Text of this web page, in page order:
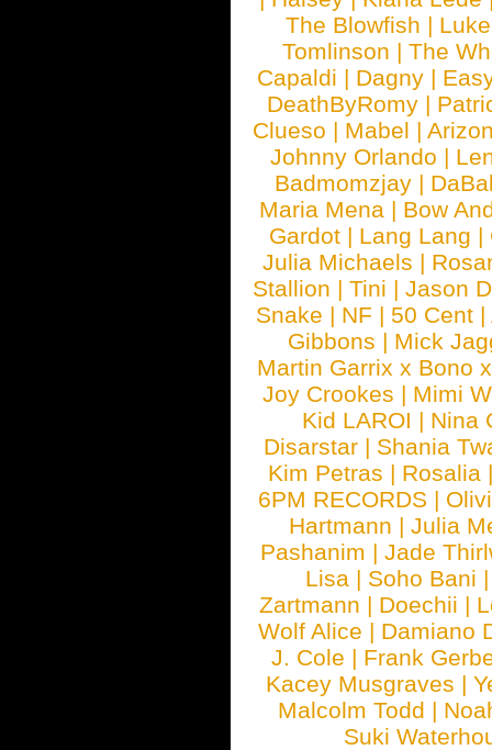
The Blowfish |
Tomlinson | The
Capaldi | Dagny |
DeathByRomy |
Clueso | Mabel |
Johnny Orlando |
Badmomzjay |
Maria Mena | Bow
Gardot | Lang Lang |
Julia Michaels |
Stallion |Tini |Jason
Snake | NF | 50 Cent |
Gibbons | Mick
Martin Garrix x Bono
Joy Crookes | Mimi
Kid LAROI | Nina
Disarstar | Shania
Kim Petras | Rosalia
6PM RECORDS |
Hartmann |Julia
Pashanim |Jade
Lisa | Soho Bani
Zartmann | Doechii |
Wolf Alice | Damiano
J. Cole | Frank
Kacey Musgraves |
Malcolm Todd |
Suki